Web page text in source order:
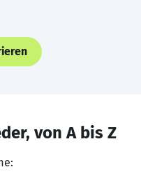
von A bis Z